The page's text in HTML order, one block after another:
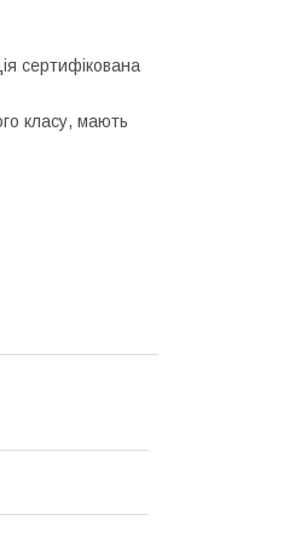
сертифікована
класу, мають